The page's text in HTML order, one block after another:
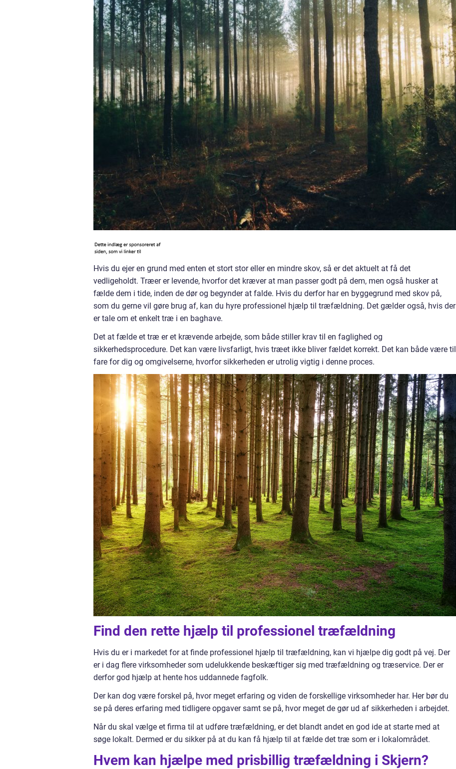
Hvis du ejer en grund med enten et stort stor eller en mindre skov, så er det aktuelt at få det
vedligeholdt. Træer er levende, hvorfor det kræver at man passer godt på dem, men også husker at
fælde dem i tide, inden de dør og begynder at falde. Hvis du derfor har en byggegrund med skov på,
som du gerne vil gøre brug af, kan du hyre professionel hjælp til træfældning. Det gælder også, hvis der
er tale om et enkelt træ i en baghave.
Det at fælde et træ er et krævende arbejde, som både stiller krav til en faglighed og
sikkerhedsprocedure. Det kan være livsfarligt, hvis træet ikke bliver fældet korrekt. Det kan både være til
fare for dig og omgivelserne, hvorfor sikkerheden er utrolig vigtig i denne proces.
Find den rette hjælp til professionel træfældning
Hvis du er i markedet for at finde professionel hjælp til træfældning, kan vi hjælpe dig godt på vej. Der
er i dag flere virksomheder som udelukkende beskæftiger sig med træfældning og træservice. Der er
derfor god hjælp at hente hos uddannede fagfolk.
Der kan dog være forskel på, hvor meget erfaring og viden de forskellige virksomheder har. Her bør du
se på deres erfaring med tidligere opgaver samt se på, hvor meget de gør ud af sikkerheden i arbejdet.
Når du skal vælge et firma til at udføre træfældning, er det blandt andet en god ide at starte med at
søge lokalt. Dermed er du sikker på at du kan få hjælp til at fælde det træ som er i lokalområdet.
Hvem kan hjælpe med prisbillig træfældning i Skjern?